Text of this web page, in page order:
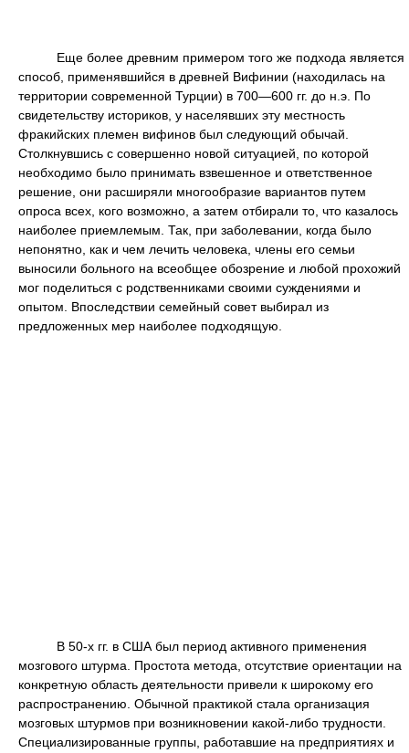
Еще более древним примером того же подхода является
способ, применявшийся в древней Вифинии (находилась на
территории современной Турции) в 700—600 гг. до н.э. По
свидетельству историков, у населявших эту местность
фракийских племен вифинов был следующий обычай.
Столкнувшись с совершенно новой ситуацией, по которой
необходимо было принимать взвешенное и ответственное
решение, они расширяли многообразие вариантов путем
опроса всех, кого возможно, а затем отбирали то, что казалось
наиболее приемлемым. Так, при заболевании, когда было
непонятно, как и чем лечить человека, члены его семьи
выносили больного на всеобщее обозрение и любой прохожий
мог поделиться с родственниками своими суждениями и
опытом. Впоследствии семейный совет выбирал из
предложенных мер наиболее подходящую.
В 50-х гг. в США был период активного применения
мозгового штурма. Простота метода, отсутствие ориентации на
конкретную область деятельности привели к широкому его
распространению. Обычной практикой стала организация
мозговых штурмов при возникновении какой-либо трудности.
Специализированные группы, работавшие на предприятиях и